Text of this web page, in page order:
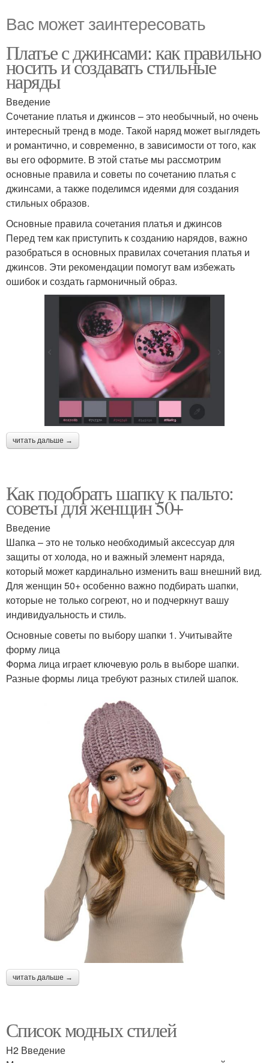
Вас может заинтересовать
Платье с джинсами: как правильно
носить и создавать стильные
наряды
Введение
Сочетание платья и джинсов – это необычный, но очень
интересный тренд в моде. Такой наряд может выглядеть
и романтично, и современно, в зависимости от того, как
вы его оформите. В этой статье мы рассмотрим
основные правила и советы по сочетанию платья с
джинсами, а также поделимся идеями для создания
стильных образов.
Основные правила сочетания платья и джинсов
Перед тем как приступить к созданию нарядов, важно
разобраться в основных правилах сочетания платья и
джинсов. Эти рекомендации помогут вам избежать
ошибок и создать гармоничный образ.
читать дальше →
Как подобрать шапку к пальто:
советы для женщин 50+
Введение
Шапка – это не только необходимый аксессуар для
защиты от холода, но и важный элемент наряда,
который может кардинально изменить ваш внешний вид.
Для женщин 50+ особенно важно подбирать шапки,
которые не только согреют, но и подчеркнут вашу
индивидуальность и стиль.
Основные советы по выбору шапки 1. Учитывайте
форму лица
Форма лица играет ключевую роль в выборе шапки.
Разные формы лица требуют разных стилей шапок.
читать дальше →
Список модных стилей
H2 Введение